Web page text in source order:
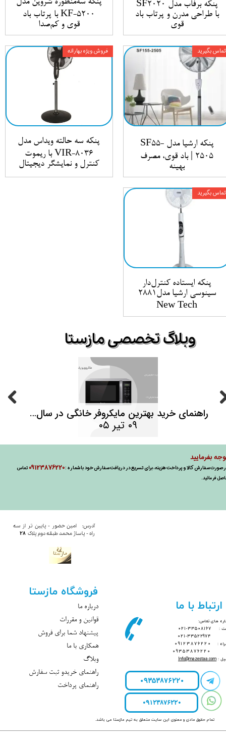
پنکه برفاب مدل SF2020
با طراحی مدرن و پرتاب باد
قوی
KF-5200 با پرتاب باد
قوی و کم‌صدا
پنکه ارشیا مدل SF55-
2505 | باد قوی، مصرف
بهینه
تماس بگیرید
پنکه سه حالته ویداس مدل
VIR-8036 با ریموت
کنترل و نمایشگر دیجیتال
فروش ویژه بهارانه
پنکه ایستاده کنترل‌دار
سینوسی ارشیا مدل2881
New Tech
تماس بگیرید
راهنمای خرید بهترین مایکروفر خانگی در سال ۱۴۰۵ | هر آنچه قبل از خرید باید بدانید
۰۹ تیر ۰۵
​وبلاگ تخصصی مازستا
بفرمایید
سفارش کالا و پرداخت هزینه، برای تسریع در دریافت سفارش خود با شماره :09123876220تماس
فرمائید.
های تماس:
:
33508167-021
021-33522974
:
09123876220
09353876220
:
Info@mazestaa.com
ارتباط با ما
09353876220
09123876220
تمام حقوق مادی و معنوی این سایت متعلق به تیم مازستا می باشد.
فروشگاه مازستا
درباره ما
قوانین و مقررات
پیشنهاد شما برای فروش
همکاری با ما
وبلاگ
راهنمای خریدو ثبت سفارش
راهنمای پرداخت
آدرس: امین حضور - پایین تر از سه
راه - پاساژ محمد​​​​​​ طبقه دوم پلاک 28